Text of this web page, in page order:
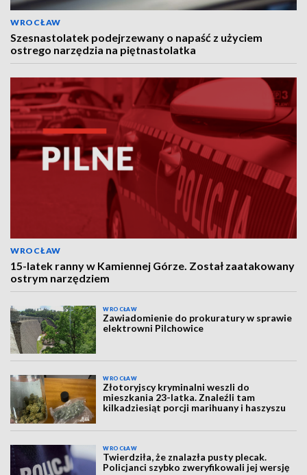
WROCŁAW
Szesnastolatek podejrzewany o napaść z użyciem
ostrego narzędzia na piętnastolatka
WROCŁAW
15-latek ranny w Kamiennej Górze. Został zaatakowany
ostrym narzędziem
WROCŁAW
Zawiadomienie do prokuratury w sprawie
elektrowni Pilchowice
WROCŁAW
Złotoryjscy kryminalni weszli do
mieszkania 23-latka. Znaleźli tam
kilkadziesiąt porcji marihuany i haszyszu
WROCŁAW
Twierdziła, że znalazła pusty plecak.
Policjanci szybko zweryfikowali jej wersję